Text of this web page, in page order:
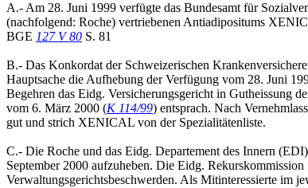
A.- Am 28. Juni 1999 verfügte das Bundesamt für
(nachfolgend: Roche) vertriebenen Antiadipositums
BGE 127 V 80 S. 81
B.- Das Konkordat der Schweizerischen
Hauptsache die Aufhebung der Verfügung vom 28. Juni
Begehren das Eidg. Versicherungsgericht in Gutheissung
vom 6. März 2000 (K 114/99) entsprach. Nach
gut und strich XENICAL von der Spezialitätenliste.
C.- Die Roche und das Eidg. Departement des Innern
September 2000 aufzuheben. Die Eidg.
Verwaltungsgerichtsbeschwerden. Als Mitinteressierte im